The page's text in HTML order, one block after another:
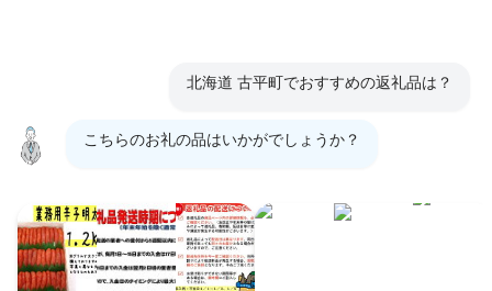
北海道 古平町でおすすめの返礼品は？
こちらのお礼の品はいかがでしょうか？